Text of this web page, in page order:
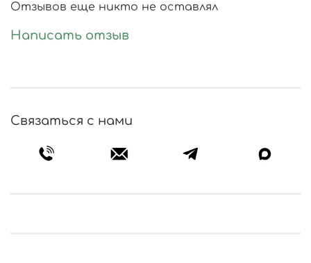
Отзывов еще никто не оставлял
Написать отзыв
Связаться с нами